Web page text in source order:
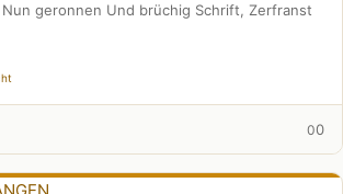
geronnen Und brüchig Schrift, Zerfranst
00